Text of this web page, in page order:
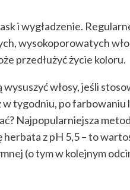
i wygładzenie.
wysokoporowatych
przedłużyć życie koloru.
włosy, jeśli
tygodniu, po farbowaniu
Najpopularniejsza
z pH 5,5 – to
(o tym w kolejnym